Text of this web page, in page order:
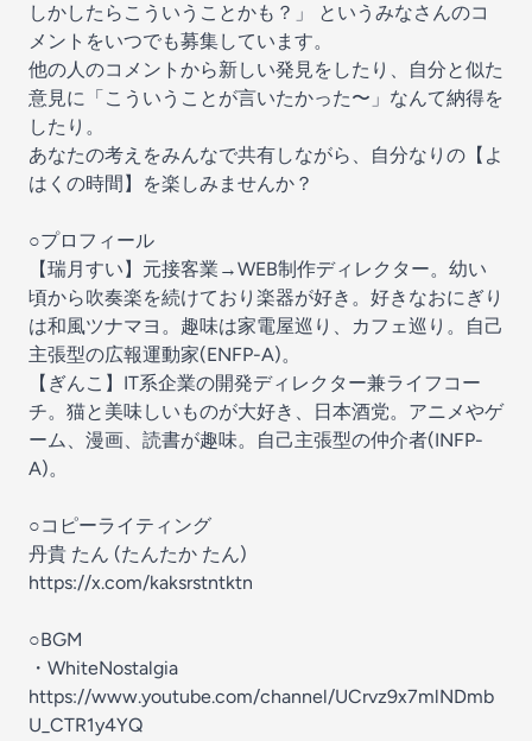
しかしたらこういうことかも？」 というみなさんのコ
メントをいつでも募集しています。
他の人のコメントから新しい発見をしたり、自分と似た
意見に「こういうことが言いたかった〜」なんて納得を
したり。
あなたの考えをみんなで共有しながら、自分なりの【よ
はくの時間】を楽しみませんか？
○プロフィール
【瑞月すい】元接客業→WEB制作ディレクター。幼い
頃から吹奏楽を続けており楽器が好き。好きなおにぎり
は和風ツナマヨ。趣味は家電屋巡り、カフェ巡り。自己
主張型の広報運動家(ENFP-A)。
【ぎんこ】IT系企業の開発ディレクター兼ライフコー
チ。猫と美味しいものが大好き、日本酒党。アニメやゲ
ーム、漫画、読書が趣味。自己主張型の仲介者(INFP-
A)。
○コピーライティング
丹貴 たん (たんたか たん)
⁠https://x.com/kaksrstntktn⁠
○BGM
・⁠WhiteNostalgia
⁠https://www.youtube.com/channel/UCrvz9x7mlNDmb
U_CTR1y4YQ⁠⁠